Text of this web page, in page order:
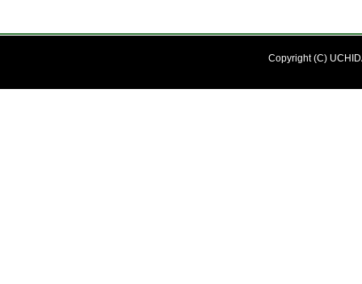
Copyright (C)